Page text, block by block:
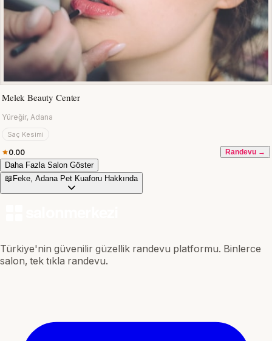
Melek Beauty Center
Yüreğir, Adana
Saç Kesimi
0.00 Randevu →
Daha Fazla Salon Göster
📖 Feke, Adana Pet Kuaforu Hakkında
Türkiye'nin güvenilir güzellik randevu platformu. Binlerce
salon, tek tıkla randevu.